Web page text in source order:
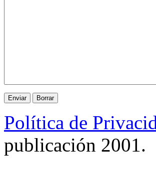
Política de
publicación 2001.